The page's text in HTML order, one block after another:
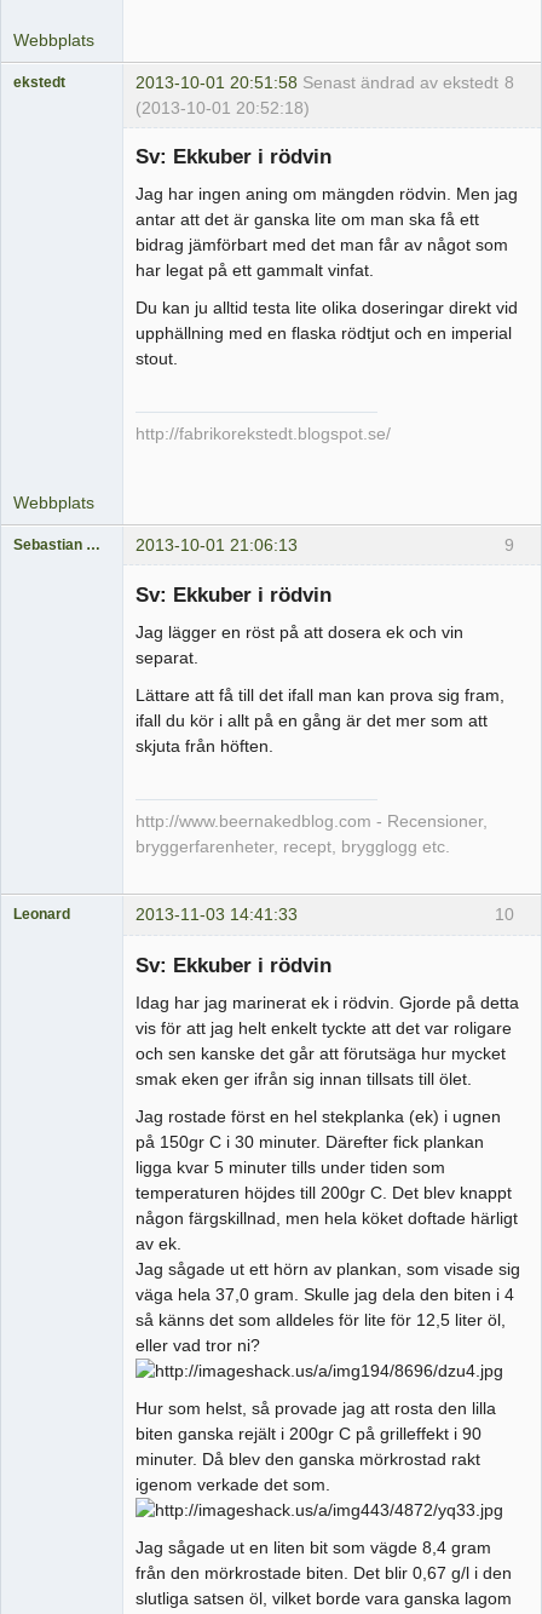
Webbplats
8
ekstedt 2013-10-01 20:51:58 Senast ändrad av ekstedt
(2013-10-01 20:52:18)
Sv: Ekkuber i rödvin
Jag har ingen aning om mängden rödvin. Men jag
antar att det är ganska lite om man ska få ett
bidrag jämförbart med det man får av något som
har legat på ett gammalt vinfat.
Du kan ju alltid testa lite olika doseringar direkt vid
upphällning med en flaska rödtjut och en imperial
stout.
http://fabrikorekstedt.blogspot.se/
Webbplats
9
Sebastian Berg 2013-10-01 21:06:13
Sv: Ekkuber i rödvin
Jag lägger en röst på att dosera ek och vin
separat.
Lättare att få till det ifall man kan prova sig fram,
ifall du kör i allt på en gång är det mer som att
skjuta från höften.
http://www.beernakedblog.com - Recensioner,
bryggerfarenheter, recept, brygglogg etc.
10
Leonard 2013-11-03 14:41:33
Sv: Ekkuber i rödvin
Idag har jag marinerat ek i rödvin. Gjorde på detta
vis för att jag helt enkelt tyckte att det var roligare
och sen kanske det går att förutsäga hur mycket
smak eken ger ifrån sig innan tillsats till ölet.
Jag rostade först en hel stekplanka (ek) i ugnen
på 150gr C i 30 minuter. Därefter fick plankan
ligga kvar 5 minuter tills under tiden som
temperaturen höjdes till 200gr C. Det blev knappt
någon färgskillnad, men hela köket doftade härligt
av ek.
Jag sågade ut ett hörn av plankan, som visade sig
väga hela 37,0 gram. Skulle jag dela den biten i 4
så känns det som alldeles för lite för 12,5 liter öl,
eller vad tror ni?
Hur som helst, så provade jag att rosta den lilla
biten ganska rejält i 200gr C på grilleffekt i 90
minuter. Då blev den ganska mörkrostad rakt
igenom verkade det som.
Jag sågade ut en liten bit som vägde 8,4 gram
från den mörkrostade biten. Det blir 0,67 g/l i den
slutliga satsen öl, vilket borde vara ganska lagom